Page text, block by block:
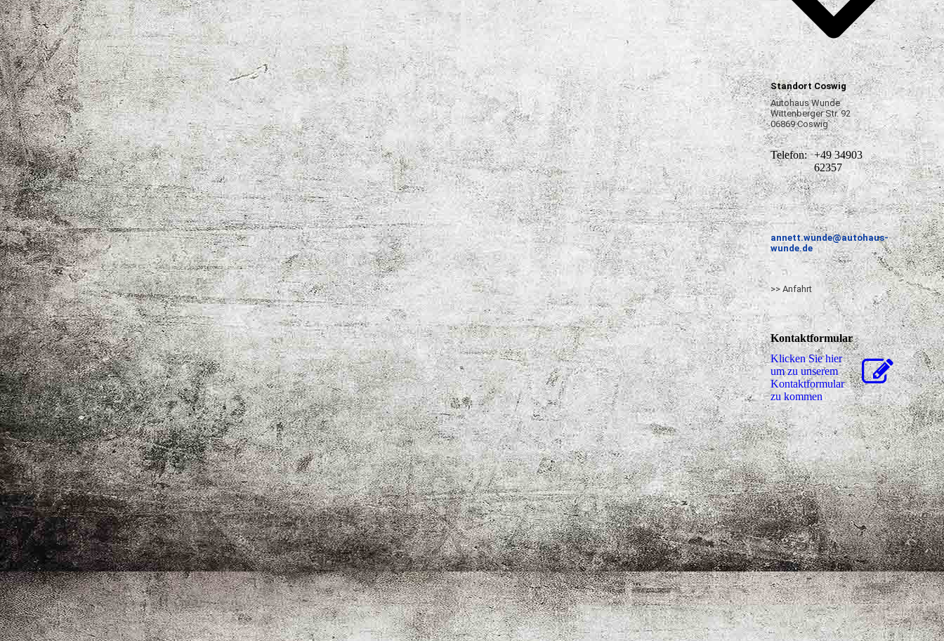
Standort Coswig
Autohaus Wunde
Wittenberger Str. 92
06869 Coswig
Telefon: +49 34903
62357
annett.wunde@autohaus-
wunde.de
>> Anfahrt
Kontaktformular
Klicken Sie hier
um zu unserem
Kon­takt­for­mu­lar
zu kommen